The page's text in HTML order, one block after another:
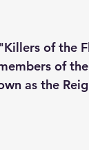
of the
of
as the